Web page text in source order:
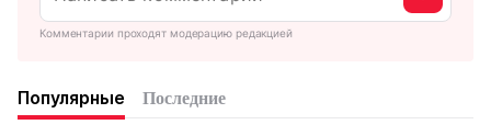
Комментарии проходят модерацию редакцией
Популярные Последние